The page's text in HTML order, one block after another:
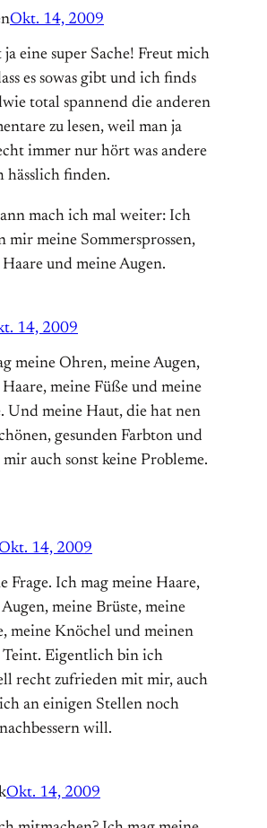
Okt. 14, 2009
ja eine super Sache! Freut mich
es sowas gibt und ich finds
total spannend die anderen
zu lesen, weil man ja
immer nur hört was andere
hässlich finden.
mach ich mal weiter: Ich
mir meine Sommersprossen,
und meine Augen.
14, 2009
meine Ohren, meine Augen,
meine Füße und meine
Und meine Haut, die hat nen
gesunden Farbton und
auch sonst keine Probleme.
14, 2009
Frage. Ich mag meine Haare,
meine Brüste, meine
meine Knöchel und meinen
Teint. Eigentlich bin ich
recht zufrieden mit mir, auch
an einigen Stellen noch
will.
Okt. 14, 2009